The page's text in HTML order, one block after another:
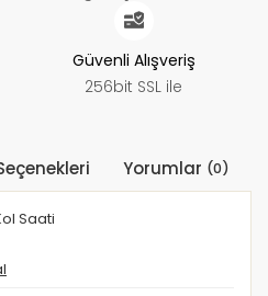
Güvenli Alışveriş
256bit SSL ile
Yorumlar (0)
Saati